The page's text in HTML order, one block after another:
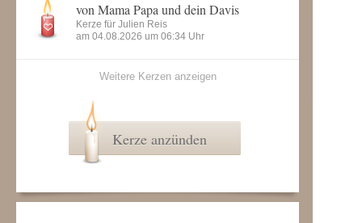
von Mama Papa und dein Davis
Kerze für Julien Reis
am 04.08.2026 um 06:34 Uhr
Weitere Kerzen anzeigen
Kerze anzünden